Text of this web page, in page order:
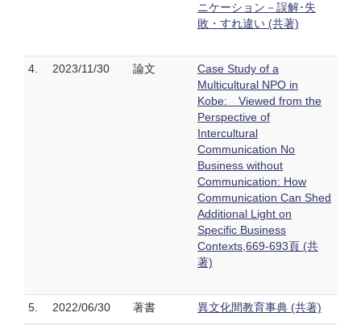
ニケーション－誤解･失
敗・すれ違い (共著)
4. 2023/11/30 論文
Case Study of a
Multicultural NPO in
Kobe: Viewed from the
Perspective of
Intercultural
Communication No
Business without
Communication: How
Communication Can Shed
Additional Light on
Specific Business
Contexts,669-693頁 (共
著)
5. 2022/06/30 著書 異文化間教育事典 (共著)